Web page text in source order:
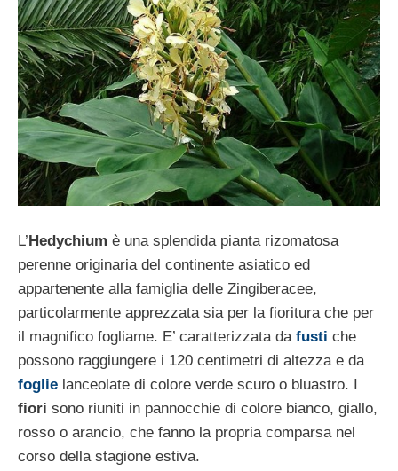
L’Hedychium è una splendida pianta rizomatosa
perenne originaria del continente asiatico ed
appartenente alla famiglia delle Zingiberacee,
particolarmente apprezzata sia per la fioritura che per
il magnifico fogliame. E’ caratterizzata da fusti che
possono raggiungere i 120 centimetri di altezza e da
foglie lanceolate di colore verde scuro o bluastro. I
fiori sono riuniti in pannocchie di colore bianco, giallo,
rosso o arancio, che fanno la propria comparsa nel
corso della stagione estiva.